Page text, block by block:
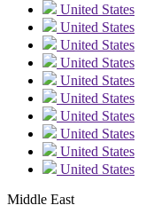
United States
United States
United States
United States
United States
United States
United States
United States
United States
United States
Middle East